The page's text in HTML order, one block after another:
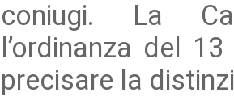
coniugi. La
l’ordinanza del
precisare la